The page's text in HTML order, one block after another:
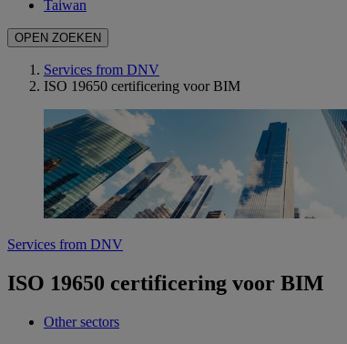
Taiwan
OPEN ZOEKEN
Services from DNV
ISO 19650 certificering voor BIM
Services from DNV
ISO 19650 certificering voor BIM
Other sectors